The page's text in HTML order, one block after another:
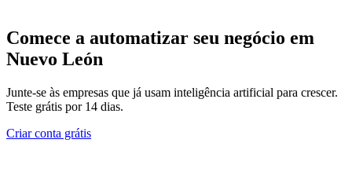
Comece a automatizar seu negócio em
Nuevo León
Junte-se às empresas que já usam inteligência artificial para crescer.
Teste grátis por 14 dias.
Criar conta grátis